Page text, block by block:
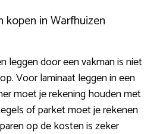
kopen in Warfhuizen
leggen door een vakman is niet
Voor laminaat leggen in een
moet je rekening houden met
of parket moet je rekenen
op de kosten is zeker